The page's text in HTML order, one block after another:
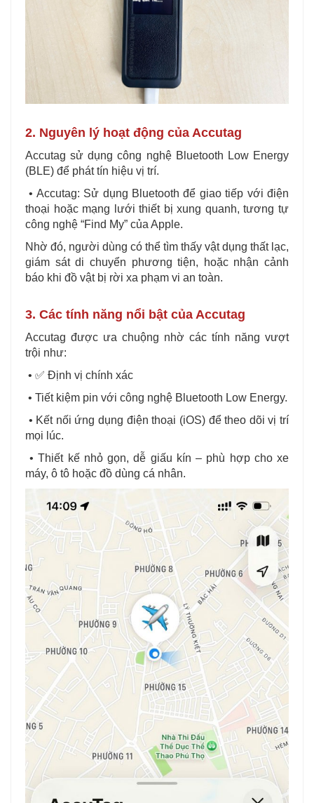
2. Nguyên lý hoạt động của Accutag
Accutag sử dụng công nghệ Bluetooth Low Energy
(BLE) để phát tín hiệu vị trí.
• Accutag: Sử dụng Bluetooth để giao tiếp với điện
thoại hoặc mạng lưới thiết bị xung quanh, tương tự
công nghệ “Find My” của Apple.
Nhờ đó, người dùng có thể tìm thấy vật dụng thất lạc,
giám sát di chuyển phương tiện, hoặc nhận cảnh
báo khi đồ vật bị rời xa phạm vi an toàn.
3. Các tính năng nổi bật của Accutag
Accutag được ưa chuộng nhờ các tính năng vượt
trội như:
• ✅ Định vị chính xác
• Tiết kiệm pin với công nghệ Bluetooth Low Energy.
• Kết nối ứng dụng điện thoại (iOS) để theo dõi vị trí
mọi lúc.
• Thiết kế nhỏ gọn, dễ giấu kín – phù hợp cho xe
máy, ô tô hoặc đồ dùng cá nhân.